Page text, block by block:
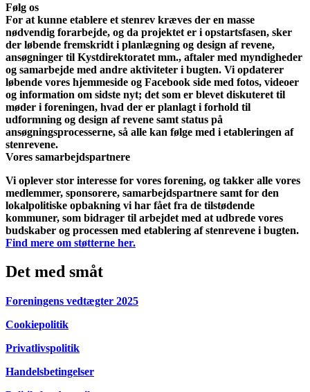
Følg os
For at kunne etablere et stenrev kræves der en masse
nødvendig forarbejde, og da projektet er i opstartsfasen, sker
der løbende fremskridt i planlægning og design af revene,
ansøgninger til Kystdirektoratet mm., aftaler med myndigheder
og samarbejde med andre aktiviteter i bugten. Vi opdaterer
løbende vores hjemmeside og Facebook side med fotos, videoer
og information om sidste nyt; det som er blevet diskuteret til
møder i foreningen, hvad der er planlagt i forhold til
udformning og design af revene samt status på
ansøgningsprocesserne, så alle kan følge med i etableringen af
stenrevene.
Vores samarbejdspartnere
Vi oplever stor interesse for vores forening, og takker alle vores
medlemmer, sponsorere, samarbejdspartnere samt for den
lokalpolitiske opbakning vi har fået fra de tilstødende
kommuner, som bidrager til arbejdet med at udbrede vores
budskaber og processen med etablering af stenrevene i bugten.
Find mere om støtterne her.
Det med småt
Foreningens vedtægter 2025
Cookiepolitik
Privatlivspolitik
Handelsbetingelser